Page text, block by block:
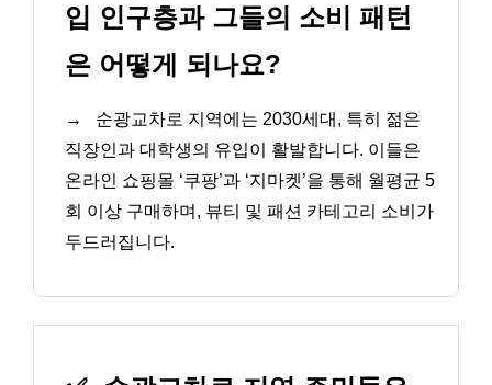
입 인구층과 그들의 소비 패턴
은 어떻게 되나요?
→
순광교차로 지역에는 2030세대, 특히 젊은
직장인과 대학생의 유입이 활발합니다. 이들은
온라인 쇼핑몰 ‘쿠팡’과 ‘지마켓’을 통해 월평균 5
회 이상 구매하며, 뷰티 및 패션 카테고리 소비가
두드러집니다.